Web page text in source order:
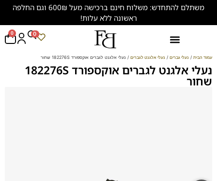
משתלם להתחדש: משלוח חינם ברכישה מעל 600₪ וגם החלפה
ראשונה ללא עלות!
0 0
עמוד הבית / נעלי גברים / נעלי אלגנט לגברים / נעלי אלגנט לגברים אוקספורד 182276S שחור
נעלי אלגנט לגברים אוקספורד 182276S
שחור